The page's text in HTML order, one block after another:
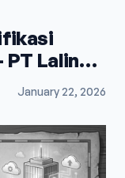
Lalindo
January 22, 2026